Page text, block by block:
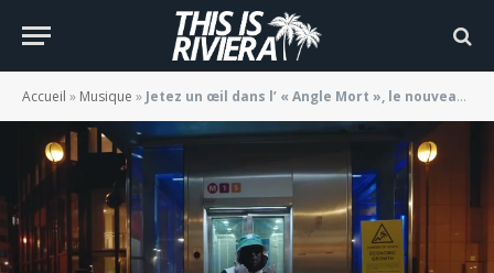
Accueil » Musique » Jetez un œil dans l’ « Angle Mort », le nouveau clip de Zara Tosta